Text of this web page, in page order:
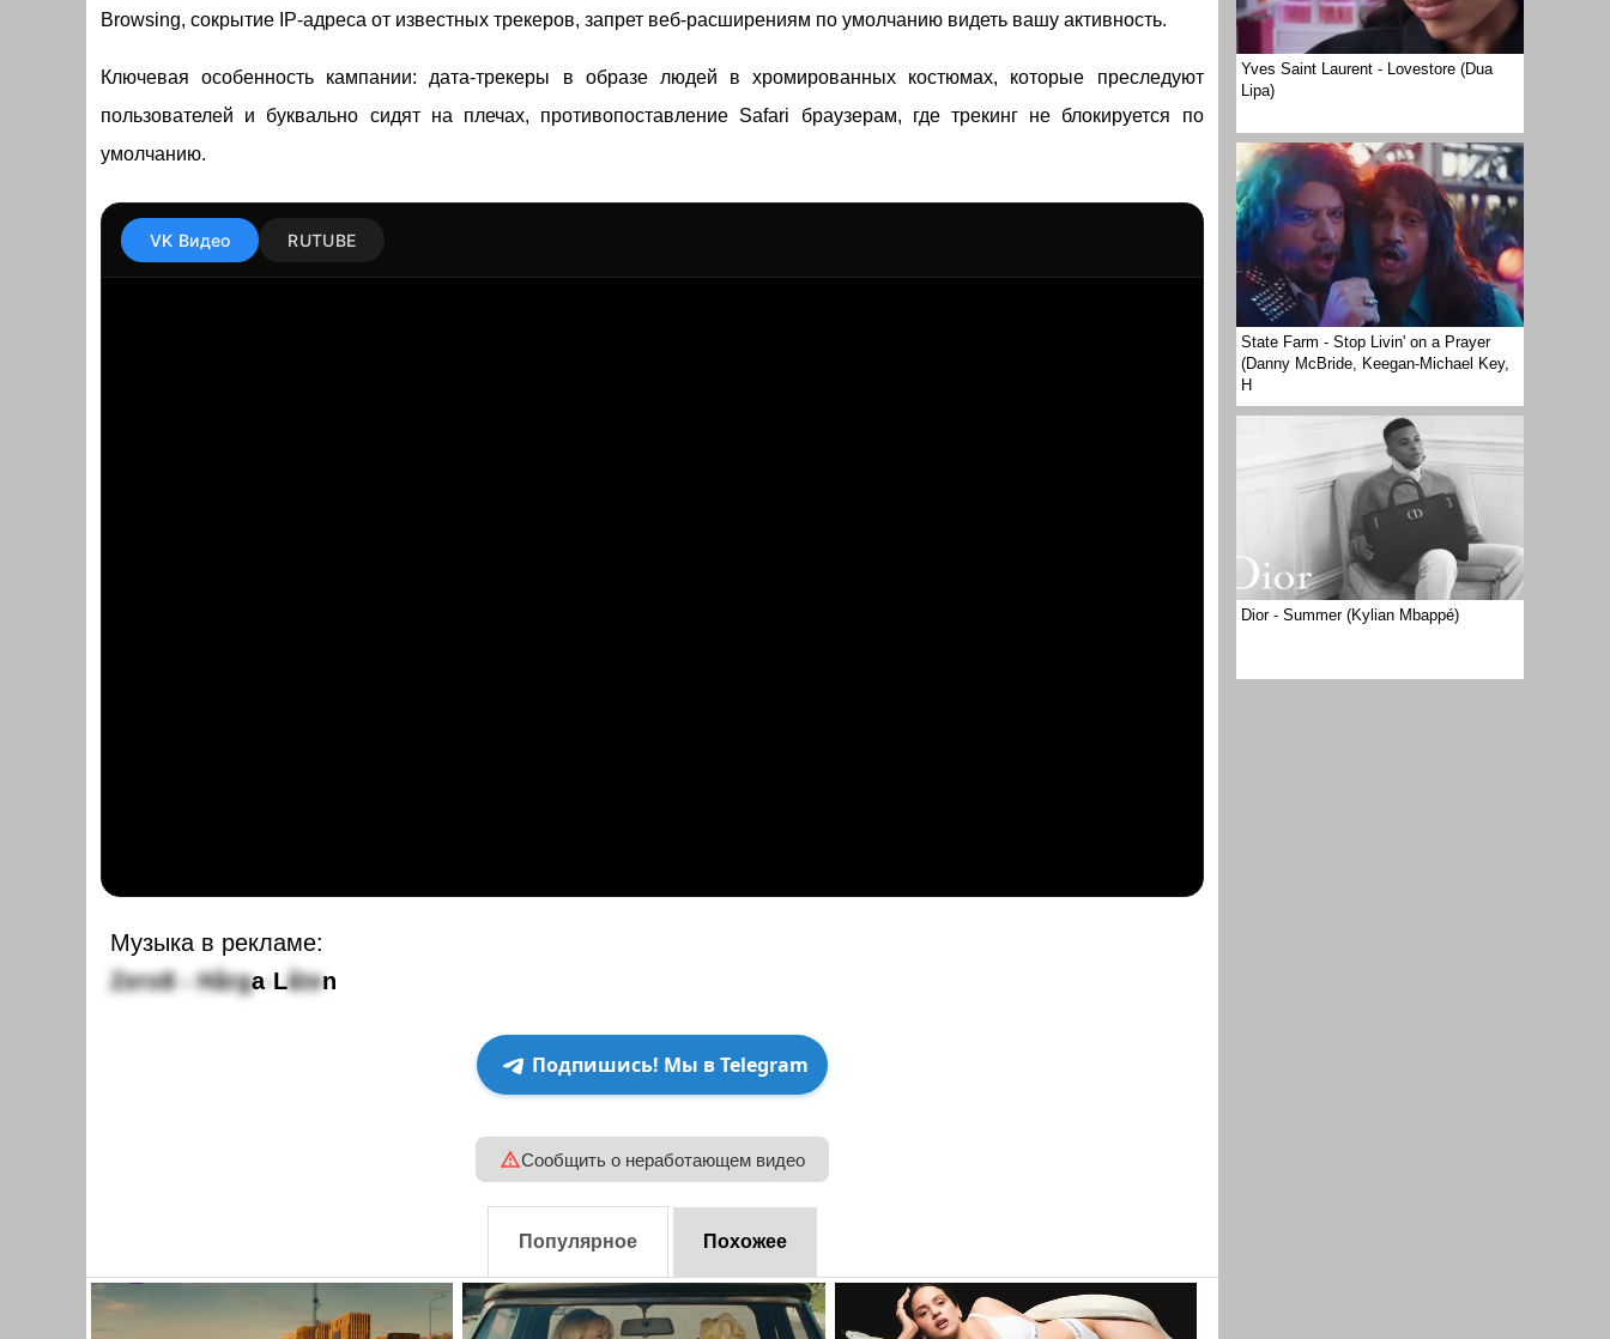
Yves Saint Laurent - Lovestore (Dua
Lipa)
State Farm - Stop Livin' on a Prayer
(Danny McBride, Keegan-Michael Key,
H
Dior - Summer (Kylian Mbappé)
Browsing, сокрытие IP-адреса от известных трекеров, запрет веб-расширениям по умолчанию видеть вашу активность.
Ключевая особенность кампании: дата-трекеры в образе людей в хромированных костюмах, которые преследуют
пользователей и буквально сидят на плечах, противопоставление Safari браузерам, где трекинг не блокируется по
умолчанию.
VK Видео RUTUBE
Музыка в рекламе:
Zero8 Hårga- Låten
Подпишись! Мы в Telegram
Сообщить о неработающем видео
Популярное Похожее